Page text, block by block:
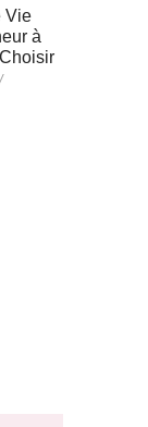
Vie
à
/